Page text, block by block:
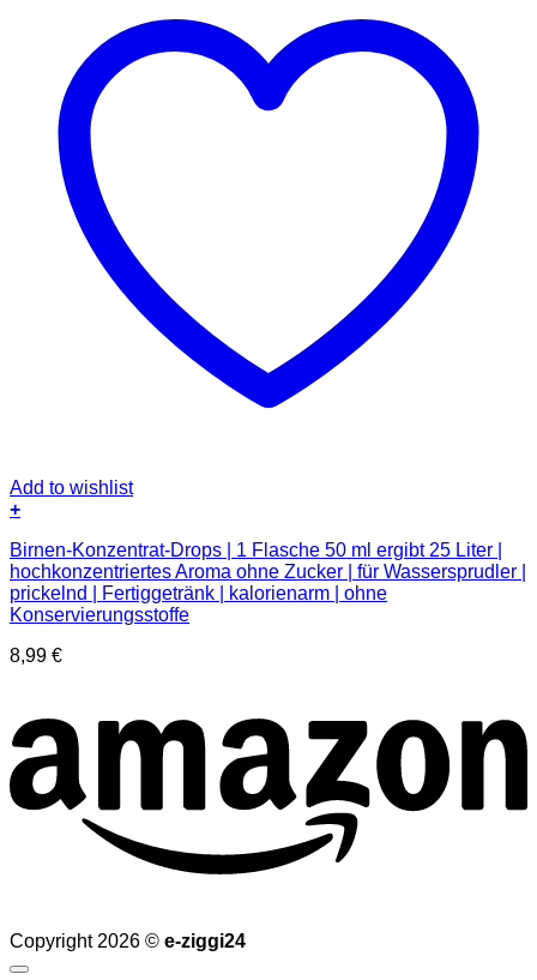
Add to wishlist
+
Birnen-Konzentrat-Drops | 1 Flasche 50 ml ergibt 25 Liter |
hochkonzentriertes Aroma ohne Zucker | für Wassersprudler |
prickelnd | Fertiggetränk | kalorienarm | ohne
Konservierungsstoffe
8,99 €
Copyright 2026 © e-ziggi24